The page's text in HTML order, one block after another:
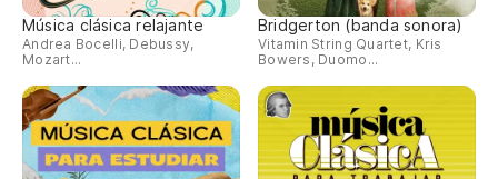
Música clásica relajante
Andrea Bocelli, Debussy,
Mozart...
Bridgerton (banda sonora)
Vitamin String Quartet, Kris
Bowers, Duomo...